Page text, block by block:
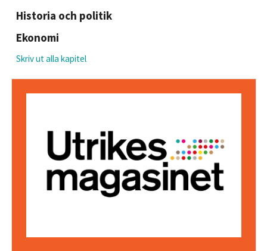
Historia och politik
Ekonomi
Skriv ut alla kapitel